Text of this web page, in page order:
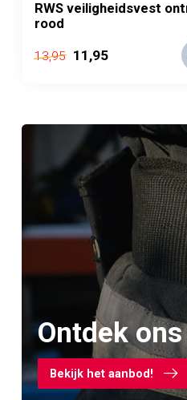
RWS veiligheidsvest
rood
13,95 11,95
Ontdek
Bekijk het aanbod!